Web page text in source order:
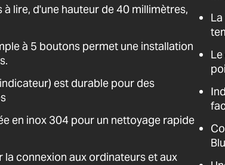
lire, d'une hauteur de 40 millimètres,
à 5 boutons permet une installation
est durable pour des
en inox 304 pour un nettoyage rapide
connexion aux ordinateurs et aux